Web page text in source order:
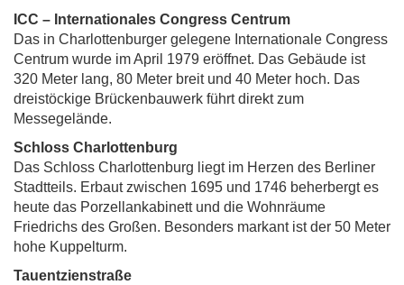
ICC – Internationales Congress Centrum
Das in Charlottenburger gelegene Internationale Congress
Centrum wurde im April 1979 eröffnet. Das Gebäude ist
320 Meter lang, 80 Meter breit und 40 Meter hoch. Das
dreistöckige Brückenbauwerk führt direkt zum
Messegelände.
Schloss Charlottenburg
Das Schloss Charlottenburg liegt im Herzen des Berliner
Stadtteils. Erbaut zwischen 1695 und 1746 beherbergt es
heute das Porzellankabinett und die Wohnräume
Friedrichs des Großen. Besonders markant ist der 50 Meter
hohe Kuppelturm.
Tauentzienstraße